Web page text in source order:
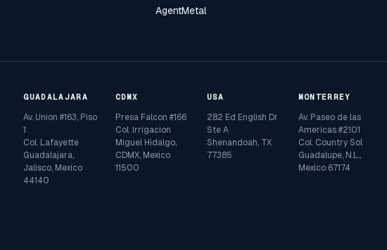
AgentMetal
GUADALAJARA
Av. Union #163, Piso
1
Col. Lafayette
Guadalajara,
Jalisco, Mexico
44140
CDMX
Presa Falcon #166
Col. Irrigacion
Miguel Hidalgo,
CDMX, Mexico
11500
USA
282 Ed English Dr
Ste A
Shenandoah, TX
77385
MONTERREY
Av. Paseo de las
Americas #2101
Col. Country Sol
Guadalupe, N.L.,
Mexico 67174